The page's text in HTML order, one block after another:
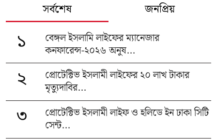
সর্বশেষ জনপ্রিয়
১
বেঙ্গল ইসলামি লাইফের ম্যানেজার
কনফারেন্স-২০২৬ অনুষ...
২
প্রোটেক্টিভ ইসলামী লাইফের ২০ লাখ টাকার
মৃত্যুদাবির...
৩
প্রোটেক্টিভ ইসলামী লাইফ ও হলিডে ইন ঢাকা সিটি
সেন্ট...